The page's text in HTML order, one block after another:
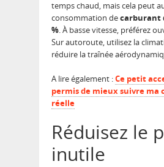
temps chaud, mais cela peut
consommation decarburant
%. À basse vitesse, préférez
Sur autoroute, utilisez la
réduire la traînée
A lire également :Ce petit
permis de mieux suivre ma
réelle
Réduisez le
inutile